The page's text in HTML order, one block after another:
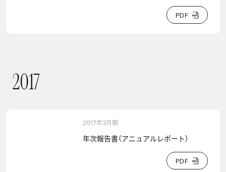
PDF
PDF
2017
2017
2017年3月期
年次報告書（アニュアルレポート）
PDF
PDF